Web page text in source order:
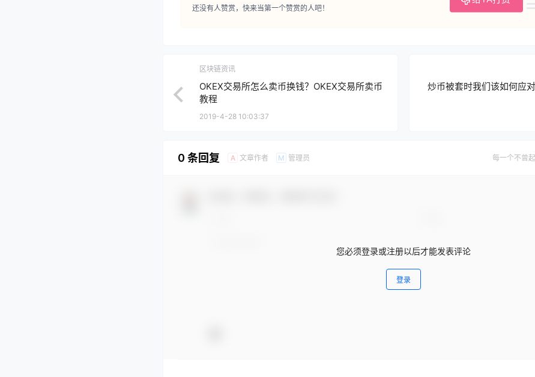
还没有人赞赏，快来当第一个赞赏的人吧！
区块链资讯
OKEX交易所怎么卖币换钱？OKEX交易所卖币
教程
2019-4-28 10:03:37
炒币被套时我们该如何应
0 条回复 A 文章作者 M 管理员 每一个不曾
您必须登录或注册以后才能发表评论
登录